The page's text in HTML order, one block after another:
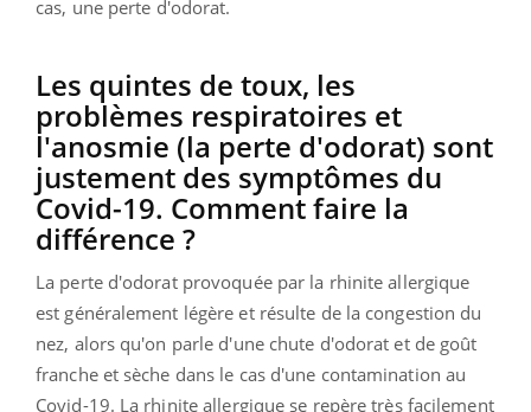
cas, une perte d'odorat.
Les quintes de toux, les
problèmes respiratoires et
l'anosmie (la perte d'odorat) sont
justement des symptômes du
Covid-19. Comment faire la
différence ?
La perte d'odorat provoquée par la rhinite allergique
est généralement légère et résulte de la congestion du
nez, alors qu'on parle d'une chute d'odorat et de goût
franche et sèche dans le cas d'une contamination au
Covid-19. La rhinite allergique se repère très facilement